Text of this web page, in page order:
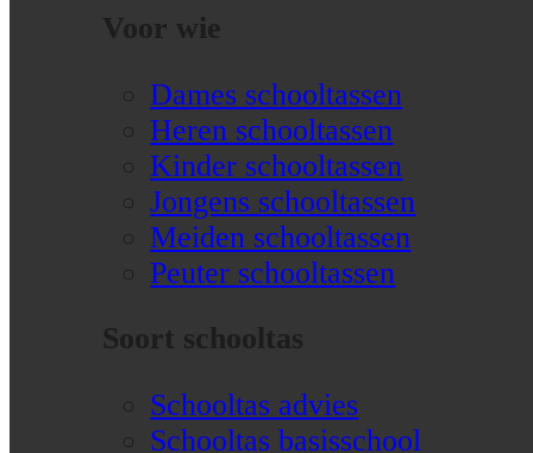
Voor wie
Dames schooltassen
Heren schooltassen
Kinder schooltassen
Jongens schooltassen
Meiden schooltassen
Peuter schooltassen
Soort schooltas
Schooltas advies
Schooltas basisschool